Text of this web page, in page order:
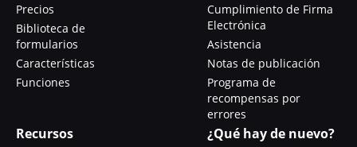
Precios
Biblioteca de
formularios
Características
Funciones
Cumplimiento de Firma
Electrónica
Asistencia
Notas de publicación
Programa de
recompensas por
errores
Recursos ¿Qué hay de nuevo?